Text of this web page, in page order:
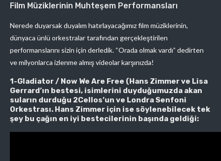
Film Müziklerinin Muhteşem Performansları
Nerede duyarsak duyalım hatırlayacağımız film müziklerinin,
dünyaca ünlü orkestralar tarafından gerçekleştirilen
performanslarını sizin için derledik. “Orada olmak vardı” dedirten
ve milyonlarca izlenme almış videolar karşınızda!
1-Gladiator / Now We Are Free (Hans Zimmer ve Lisa
Gerrard’ın bestesi, isimlerini duyduğumuzda akan
suların durduğu 2Cellos’un ve Londra Senfoni
Orkestrası. Hans Zimmer için ise söylenebilecek tek
şey bu çağın en iyi bestecilerinin başında geldiği: